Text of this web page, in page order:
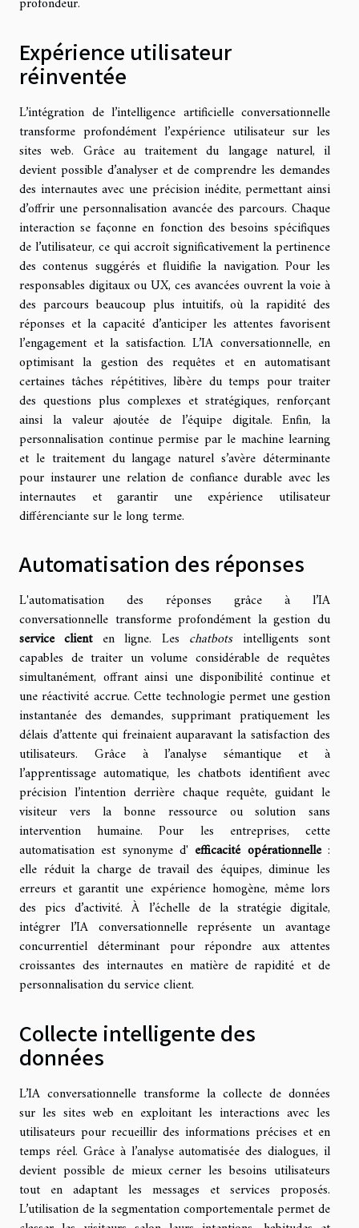
Expérience utilisateur
réinventée
L’intégration de l’intelligence artificielle conversationnelle
transforme profondément l’expérience utilisateur sur les
sites web. Grâce au traitement du langage naturel, il
devient possible d’analyser et de comprendre les demandes
des internautes avec une précision inédite, permettant ainsi
d’offrir une personnalisation avancée des parcours. Chaque
interaction se façonne en fonction des besoins spécifiques
de l’utilisateur, ce qui accroît significativement la pertinence
des contenus suggérés et fluidifie la navigation. Pour les
responsables digitaux ou UX, ces avancées ouvrent la voie à
des parcours beaucoup plus intuitifs, où la rapidité des
réponses et la capacité d’anticiper les attentes favorisent
l’engagement et la satisfaction. L’IA conversationnelle, en
optimisant la gestion des requêtes et en automatisant
certaines tâches répétitives, libère du temps pour traiter
des questions plus complexes et stratégiques, renforçant
ainsi la valeur ajoutée de l’équipe digitale. Enfin, la
personnalisation continue permise par le machine learning
et le traitement du langage naturel s’avère déterminante
pour instaurer une relation de confiance durable avec les
internautes et garantir une expérience utilisateur
différenciante sur le long terme.
Automatisation des réponses
L'automatisation des réponses grâce à l’IA
conversationnelle transforme profondément la gestion du
service clienten ligne. Les chatbotsintelligents sont
capables de traiter un volume considérable de requêtes
simultanément, offrant ainsi une disponibilité continue et
une réactivité accrue. Cette technologie permet une gestion
instantanée des demandes, supprimant pratiquement les
délais d’attente qui freinaient auparavant la satisfaction des
utilisateurs. Grâce à l’analyse sémantique et à
l’apprentissage automatique, les chatbots identifient avec
précision l’intention derrière chaque requête, guidant le
visiteur vers la bonne ressource ou solution sans
intervention humaine. Pour les entreprises, cette
automatisation est synonyme d' efficacité opérationnelle:
elle réduit la charge de travail des équipes, diminue les
erreurs et garantit une expérience homogène, même lors
des pics d’activité. À l’échelle de la stratégie digitale,
intégrer l’IA conversationnelle représente un avantage
concurrentiel déterminant pour répondre aux attentes
croissantes des internautes en matière de rapidité et de
personnalisation du service client.
Collecte intelligente des
données
L’IA conversationnelle transforme la collecte de données
sur les sites web en exploitant les interactions avec les
utilisateurs pour recueillir des informations précises et en
temps réel. Grâce à l’analyse automatisée des dialogues, il
devient possible de mieux cerner les besoins utilisateurs
tout en adaptant les messages et services proposés.
L’utilisation de la segmentation comportementale permet de